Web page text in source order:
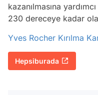
kazanılmasına
230 dereceye kadar
Yves Rocher Kırılma
Hepsiburada